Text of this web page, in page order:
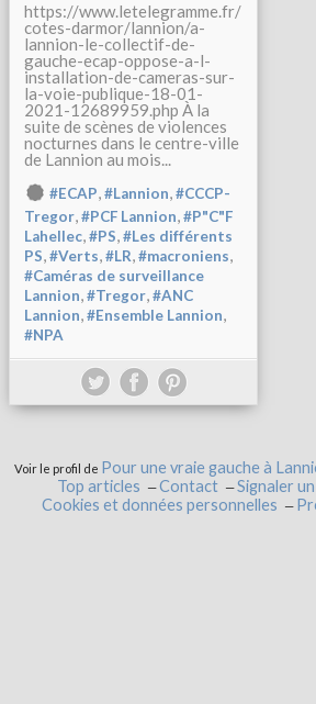
https://www.letelegramme.fr/
cotes-darmor/lannion/a-
lannion-le-collectif-de-
gauche-ecap-oppose-a-l-
installation-de-cameras-sur-
la-voie-publique-18-01-
2021-12689959.php À la
suite de scènes de violences
nocturnes dans le centre-ville
de Lannion au mois...
#ECAP,#Lannion,#CCCP-
Tregor,#PCF Lannion,#P"C"F
Lahellec,#PS,#Les différents
PS,#Verts,#LR,#macroniens,
#Caméras de surveillance
Lannion,#Tregor,#ANC
Lannion,#Ensemble Lannion,
#NPA
Voir le profil de Pour une vraie gauche à
Top articles Contact Signaler
Cookies et données personnelles